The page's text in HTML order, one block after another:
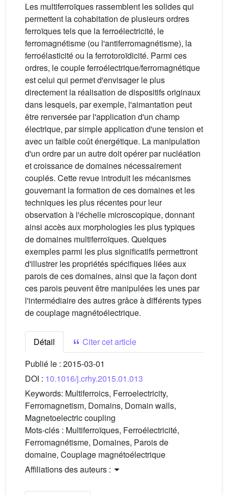
Les multiferroïques rassemblent les solides qui
permettent la cohabitation de plusieurs ordres
ferroïques tels que la ferroélectricité, le
ferromagnétisme (ou l'antiferromagnétisme), la
ferroélasticité ou la ferrotoroïdicité. Parmi ces
ordres, le couple ferroélectrique/ferromagnétique
est celui qui permet d'envisager le plus
directement la réalisation de dispositifs originaux
dans lesquels, par exemple, l'aimantation peut
être renversée par l'application d'un champ
électrique, par simple application d'une tension et
avec un faible coût énergétique. La manipulation
d'un ordre par un autre doit opérer par nucléation
et croissance de domaines nécessairement
couplés. Cette revue introduit les mécanismes
gouvernant la formation de ces domaines et les
techniques les plus récentes pour leur
observation à l'échelle microscopique, donnant
ainsi accès aux morphologies les plus typiques
de domaines multiferroïques. Quelques
exemples parmi les plus significatifs permettront
d'illustrer les propriétés spécifiques liées aux
parois de ces domaines, ainsi que la façon dont
ces parois peuvent être manipulées les unes par
l'intermédiaire des autres grâce à différents types
de couplage magnétoélectrique.
Détail
Citer cet article
Publié le : 2015-03-01
DOI : 10.1016/j.crhy.2015.01.013
Keywords: Multiferroics, Ferroelectricity,
Ferromagnetism, Domains, Domain walls,
Magnetoelectric coupling
Mots-clés : Multiferroïques, Ferroélectricité,
Ferromagnétisme, Domaines, Parois de
domaine, Couplage magnétoélectrique
Affiliations des auteurs :